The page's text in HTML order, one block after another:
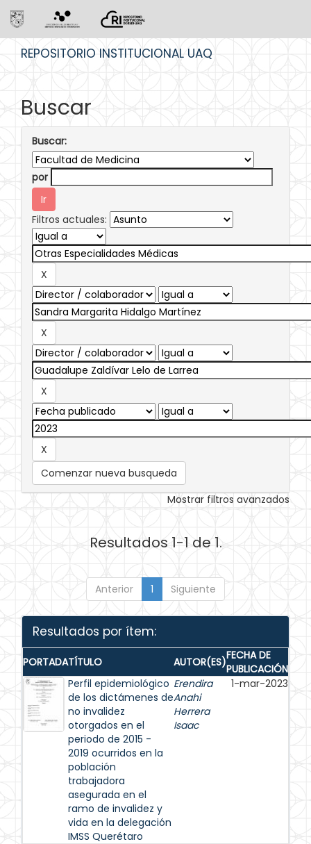
REPOSITORIO INSTITUCIONAL UAQ
Buscar
Buscar:
por
Filtros actuales:
Comenzar nueva busqueda
Mostrar filtros avanzados
Resultados 1-1 de 1.
Anterior 1 Siguiente
Resultados por ítem:
PORTADATÍTULO AUTOR(ES)FECHA DE
PUBLICACIÓN
Perfil epidemiológico
de los dictámenes de
no invalidez
otorgados en el
periodo de 2015 -
2019 ocurridos en la
población
trabajadora
asegurada en el
ramo de invalidez y
vida en la delegación
IMSS Querétaro
Erendira
Anahi
Herrera
Isaac
1-mar-2023